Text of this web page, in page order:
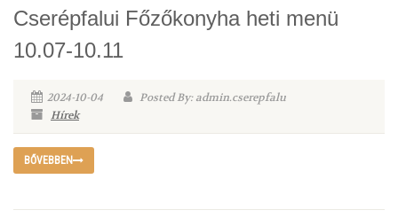
Cserépfalui Főzőkonyha heti menü
10.07-10.11
2024-10-04
Posted By: admin.cserepfalu
Hírek
BŐVEBBEN